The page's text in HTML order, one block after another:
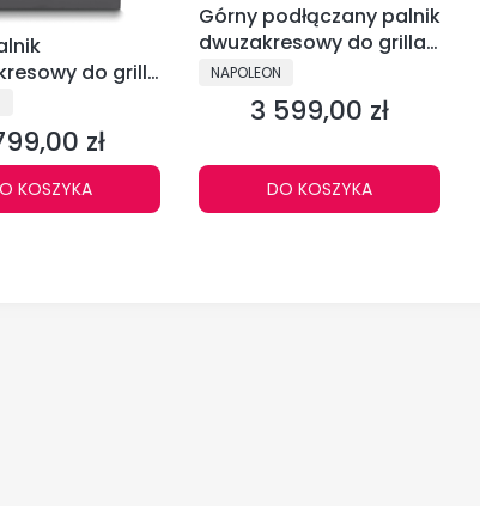
do grilla
serii 500 -
CE
zł
KOSZYKA
Górny podłączany palnik
dwuzakresowy do grilla
do zabudowy serii 500 -
BI12RTPSS-CE
PRODUCENT
NAPOLEON
Cena
3 599,00 zł
DO KOSZYKA